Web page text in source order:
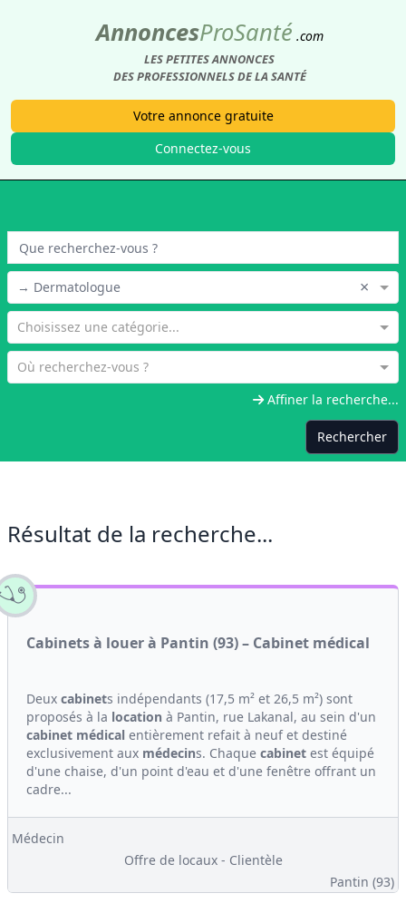
AnnoncesProSanté .com
LES PETITES ANNONCES
DES PROFESSIONNELS DE LA SANTÉ
Votre annonce gratuite
Connectez-vous
→ Dermatologue ×
Choisissez une catégorie...
Où recherchez-vous ?
Affiner la recherche...
Rechercher
Résultat de la recherche...
Cabinets à louer à Pantin (93) – Cabinet médical
Deux cabinets indépendants (17,5 m² et 26,5 m²) sont
proposés à la location à Pantin, rue Lakanal, au sein d'un
cabinet médical entièrement refait à neuf et destiné
exclusivement aux médecins. Chaque cabinet est équipé
d'une chaise, d'un point d'eau et d'une fenêtre offrant un
cadre...
Médecin
Offre de locaux - Clientèle
Pantin (93)